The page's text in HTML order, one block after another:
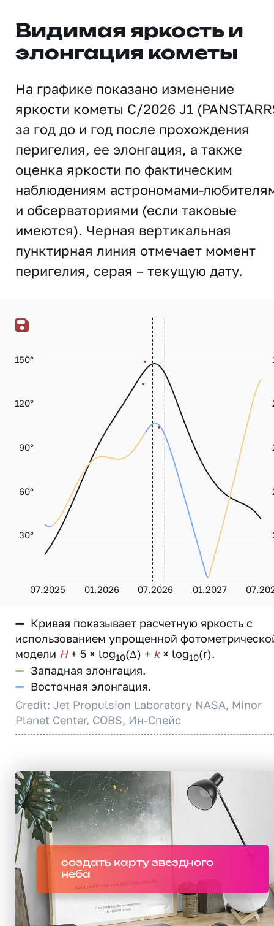
Видимая яркость и
элонгация кометы
На графике показано изменение
яркости кометы C/2026 J1
за год до и год после прохождения
перигелия, ее элонгация, а также
оценка яркости по фактическим
наблюдениям астрономами-
и обсерваториями (если таковые
имеются). Черная вертикальная
пунктирная линия отмечает момент
перигелия, серая – текущую дату.
07.2025 01.2026 07.2026 01.2027
30°
60°
90°
120°
150°
— Кривая показывает расчетную яркость с
использованием упрощенной
модели H+ 5 × log10(Δ) + k× log10(r).
— Западная элонгация.
— Восточная элонгация.
Credit: Jet Propulsion Laboratory NASA, Minor
Planet Center, COBS, Ин-Спейс
создать карту звездного
неба